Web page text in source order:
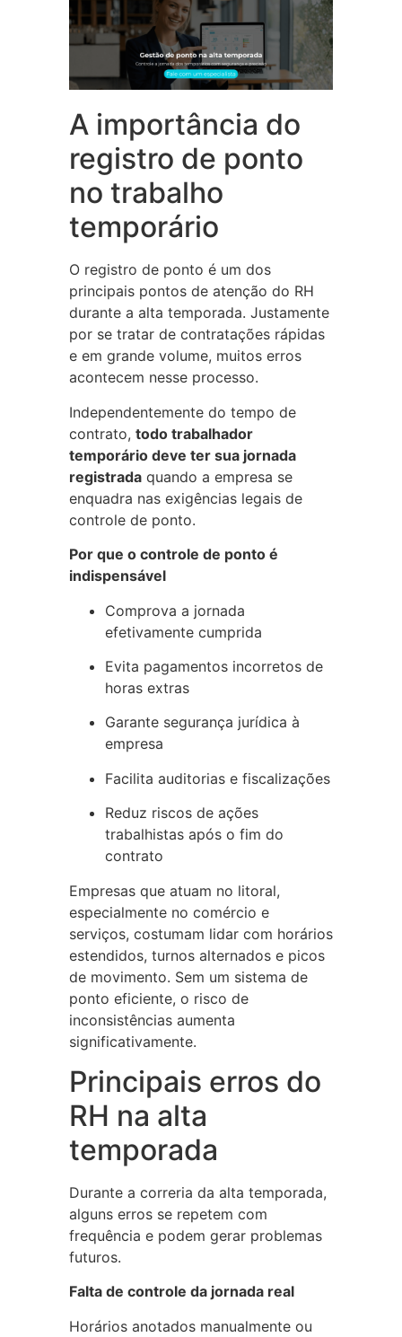
A importância do
registro de ponto
no trabalho
temporário
O registro de ponto é um dos
principais pontos de atenção do RH
durante a alta temporada. Justamente
por se tratar de contratações rápidas
e em grande volume, muitos erros
acontecem nesse processo.
Independentemente do tempo de
contrato, todo trabalhador
temporário deve ter sua jornada
registradaquando a empresa se
enquadra nas exigências legais de
controle de ponto.
Por que o controle de ponto é
indispensável
Comprova a jornada
efetivamente cumprida
Evita pagamentos incorretos de
horas extras
Garante segurança jurídica à
empresa
Facilita auditorias e fiscalizações
Reduz riscos de ações
trabalhistas após o fim do
contrato
Empresas que atuam no litoral,
especialmente no comércio e
serviços, costumam lidar com horários
estendidos, turnos alternados e picos
de movimento. Sem um sistema de
ponto eficiente, o risco de
inconsistências aumenta
significativamente.
Principais erros do
RH na alta
temporada
Durante a correria da alta temporada,
alguns erros se repetem com
frequência e podem gerar problemas
futuros.
Falta de controle da jornada real
Horários anotados manualmente ou